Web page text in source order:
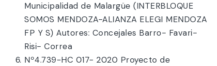
Municipalidad de Malargüe (INTERBLOQUE
SOMOS MENDOZA-ALIANZA ELEGI MENDOZA
FP Y S) Autores: Concejales Barro- Favari-
Risi- Correa
Nº4.739-HC 017- 2020 Proyecto de